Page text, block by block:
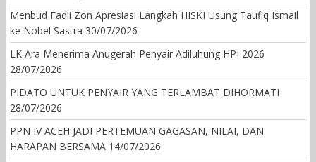
Menbud Fadli Zon Apresiasi Langkah HISKI Usung Taufiq Ismail
ke Nobel Sastra 30/07/2026
LK Ara Menerima Anugerah Penyair Adiluhung HPI 2026
28/07/2026
PIDATO UNTUK PENYAIR YANG TERLAMBAT DIHORMATI
28/07/2026
PPN IV ACEH JADI PERTEMUAN GAGASAN, NILAI, DAN
HARAPAN BERSAMA 14/07/2026